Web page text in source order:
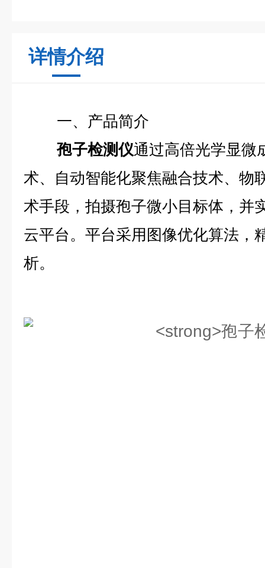
详情介绍
一、产品简介
孢子检测仪通过高倍光学显微
术、自动智能化聚焦融合技术、物
术手段，拍摄孢子微小目标体，并
云平台。平台采用图像优化算法，
析。